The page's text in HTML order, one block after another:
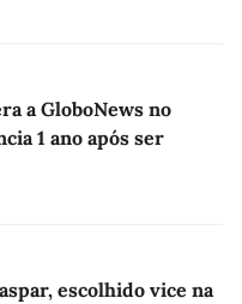
a GloboNews no
1 ano após ser
escolhido vice na